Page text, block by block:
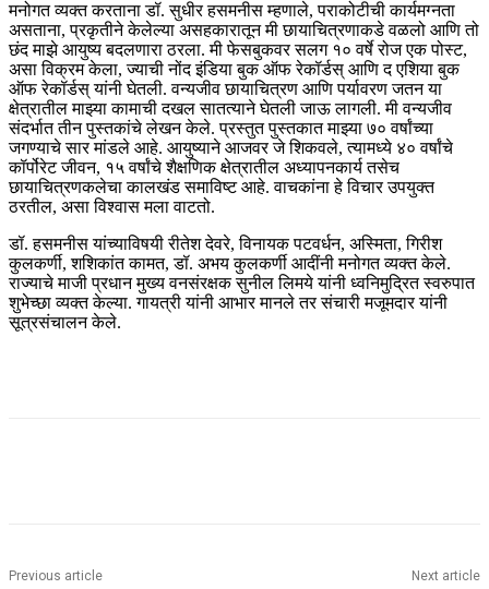
मनोगत व्यक्त करताना डॉ. सुधीर हसमनीस म्हणाले, पराकोटीची कार्यमग्नता
असताना, प्रकृतीने केलेल्या असहकारातून मी छायाचित्रणाकडे वळलो आणि तो
छंद माझे आयुष्य बदलणारा ठरला. मी फेसबुकवर सलग १० वर्षे रोज एक पोस्ट,
असा विक्रम केला, ज्याची नोंद इंडिया बुक ऑफ रेकॉर्डस्‌ आणि द एशिया बुक
ऑफ रेकॉर्डस्‌ यांनी घेतली. वन्यजीव छायाचित्रण आणि पर्यावरण जतन या
क्षेत्रातील माझ्या कामाची दखल सातत्याने घेतली जाऊ लागली. मी वन्यजीव
संदर्भात तीन पुस्तकांचे लेखन केले. प्रस्तुत पुस्तकात माझ्या ७० वर्षांच्या
जगण्याचे सार मांडले आहे. आयुष्याने आजवर जे शिकवले, त्यामध्ये ४० वर्षांचे
कॉर्पोरेट जीवन, १५ वर्षांचे शैक्षणिक क्षेत्रातील अध्यापनकार्य तसेच
छायाचित्रणकलेचा कालखंड समाविष्ट आहे. वाचकांना हे विचार उपयुक्त
ठरतील, असा विश्वास मला वाटतो.
डॉ. हसमनीस यांच्याविषयी रीतेश देवरे, विनायक पटवर्धन, अस्मिता, गिरीश
कुलकर्णी, शशिकांत कामत, डॉ. अभय कुलकर्णी आदींनी मनोगत व्यक्त केले.
राज्याचे माजी प्रधान मुख्य वनसंरक्षक सुनील लिमये यांनी ध्वनिमुद्रित स्वरुपात
शुभेच्छा व्यक्त केल्या. गायत्री यांनी आभार मानले तर संचारी मजूमदार यांनी
सूत्रसंचालन केले.
Previous article Next article